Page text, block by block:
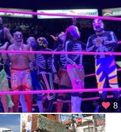
8